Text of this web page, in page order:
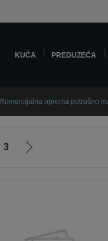
KUĆA PREDUZEĆA
Komercijalna oprema potrošno
3
Idi